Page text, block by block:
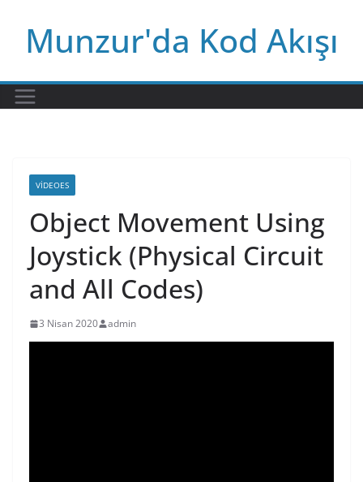
contentMunzur'da Kod Akışı
VIDEOES
Object Movement Using
Joystick (Physical Circuit
and All Codes)
3 Nisan 2020 admin